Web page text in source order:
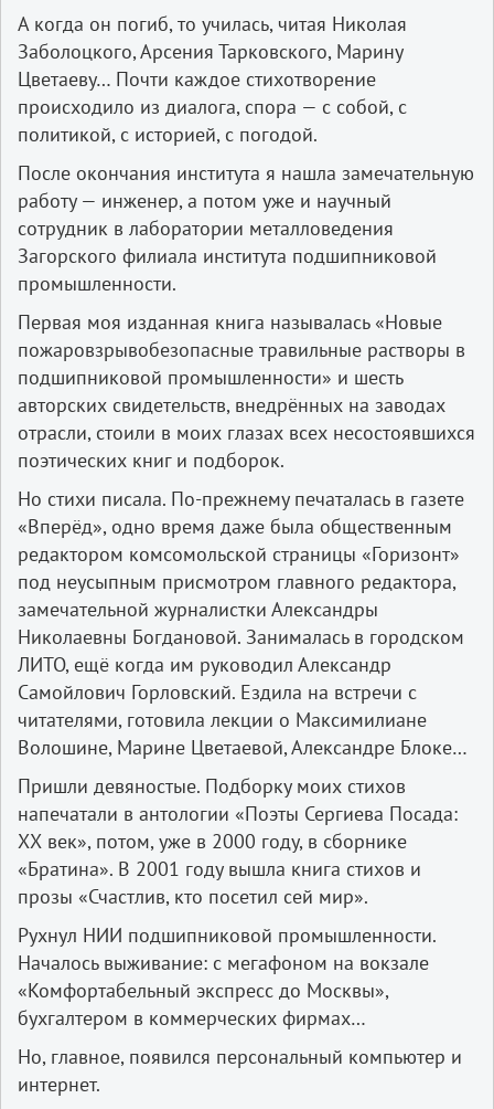
А когда он погиб, то училась, читая Николая
Заболоцкого, Арсения Тарковского, Марину
Цветаеву… Почти каждое стихотворение
происходило из диалога, спора — с собой, с
политикой, с историей, с погодой.
После окончания института я нашла замечательную
работу — инженер, а потом уже и научный
сотрудник в лаборатории металловедения
Загорского филиала института подшипниковой
промышленности.
Первая моя изданная книга называлась «Новые
пожаровзрывобезопасные травильные растворы в
подшипниковой промышленности» и шесть
авторских свидетельств, внедрённых на заводах
отрасли, стоили в моих глазах всех несостоявшихся
поэтических книг и подборок.
Но стихи писала. По-­прежнему печаталась в газете
«Вперёд», одно время даже была общественным
редактором комсомольской страницы «Горизонт»
под не­усыпным присмотром главного редактора,
замечательной журналистки Александры
Николаевны Богдановой. Занималась в городском
ЛИТО, ещё когда им руководил Александр
Самойлович Горловский. Ездила на встречи с
читателями, готовила лекции о Максимилиане
Волошине, Марине Цветаевой, Александре Блоке…
Пришли девяностые. Подборку моих стихов
напечатали в антологии «Поэты Сергиева Посада:
ХХ век», потом, уже в 2000 году, в сборнике
«Братина». В 2001 году вышла книга стихов и
прозы «Счастлив, кто посетил сей мир».
Рухнул НИИ подшипниковой промышленности.
Началось выживание: с мегафоном на вокзале
«Комфортабельный экспресс до Москвы»,
бухгалтером в коммерческих фирмах…
Но, главное, появился персональный компьютер и
интернет.